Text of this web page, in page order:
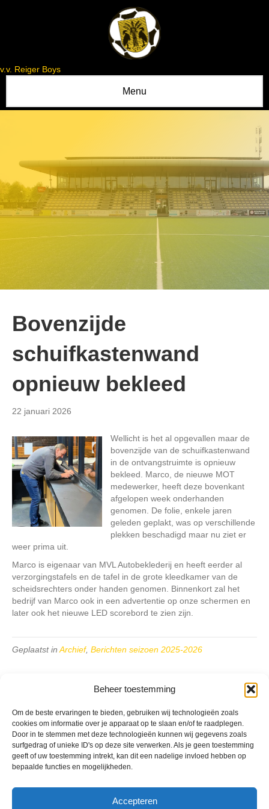
Beheer toestemming
Om de beste ervaringen te bieden, gebruiken wij technologieën zoals
cookies om informatie over je apparaat op te slaan en/of te raadplegen.
Door in te stemmen met deze technologieën kunnen wij gegevens zoals
surfgedrag of unieke ID's op deze site verwerken. Als je geen toestemming
geeft of uw toestemming intrekt, kan dit een nadelige invloed hebben op
bepaalde functies en mogelijkheden.
Accepteren
v.v. Reiger Boys
Menu
Bovenzijde
schuifkastenwand
opnieuw bekleed
22 januari 2026
Wellicht is het al opgevallen maar de
bovenzijde van de schuifkastenwand
in de ontvangstruimte is opnieuw
bekleed. Marco, de nieuwe MOT
medewerker, heeft deze bovenkant
afgelopen week onderhanden
genomen. De folie, enkele jaren
geleden geplakt, was op verschillende
plekken beschadigd maar nu ziet er
weer prima uit.
Marco is eigenaar van MVL Autobeklederij en heeft eerder al
verzorgingstafels en de tafel in de grote kleedkamer van de
scheidsrechters onder handen genomen. Binnenkort zal het
bedrijf van Marco ook in een advertentie op onze schermen en
later ook het nieuwe LED scorebord te zien zijn.
Geplaatst in Archief, Berichten seizoen 2025-2026
VV Reiger Boys
De Wending, Lotte Beesedijk 1
1705 NA Heerhugowaard
Reglementen